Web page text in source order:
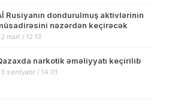
Rusiyanın dondurulmuş aktivlərinin
nəzərdən keçirəcək
mart / 12:13
narkotik əməliyyatı keçirilib
sentyabr / 14:01